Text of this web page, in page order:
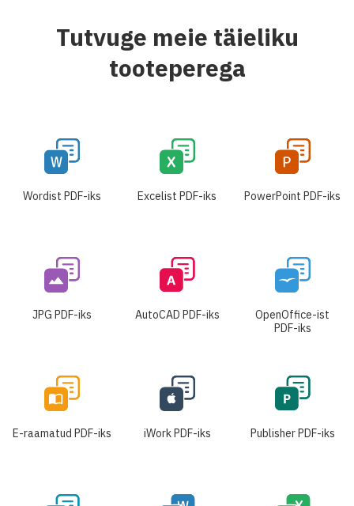
Tutvuge meie täieliku
tooteperega
Wordist PDF-iks Excelist PDF-iks PowerPoint PDF-iks
JPG PDF-iks AutoCAD PDF-iks
OpenOffice-ist
PDF-iks
E-raamatud PDF-iks iWork PDF-iks Publisher PDF-iks